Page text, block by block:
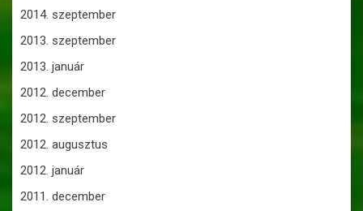
2014. szeptember
2013. szeptember
2013. január
2012. december
2012. szeptember
2012. augusztus
2012. január
2011. december